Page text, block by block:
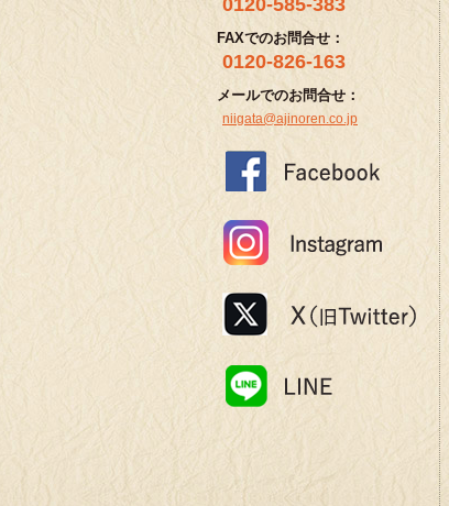
0120-585-383
FAXでのお問合せ：
0120-826-163
メールでのお問合せ：
niigata@ajinoren.co.jp